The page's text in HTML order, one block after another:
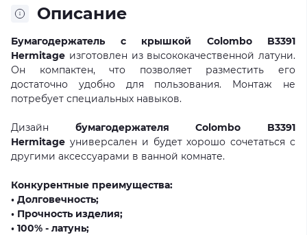
Описание
Бумагодержатель с крышкой Colombo B3391
Hermitage изготовлен из высококачественной латуни.
Он компактен, что позволяет разместить его
достаточно удобно для пользования. Монтаж не
потребует специальных навыков.
Дизайн бумагодержателя Colombo B3391
Hermitage универсален и будет хорошо сочетаться с
другими аксессуарами в ванной комнате.
Конкурентные преимущества:
• Долговечность;
• Прочность изделия;
• 100% - латунь;